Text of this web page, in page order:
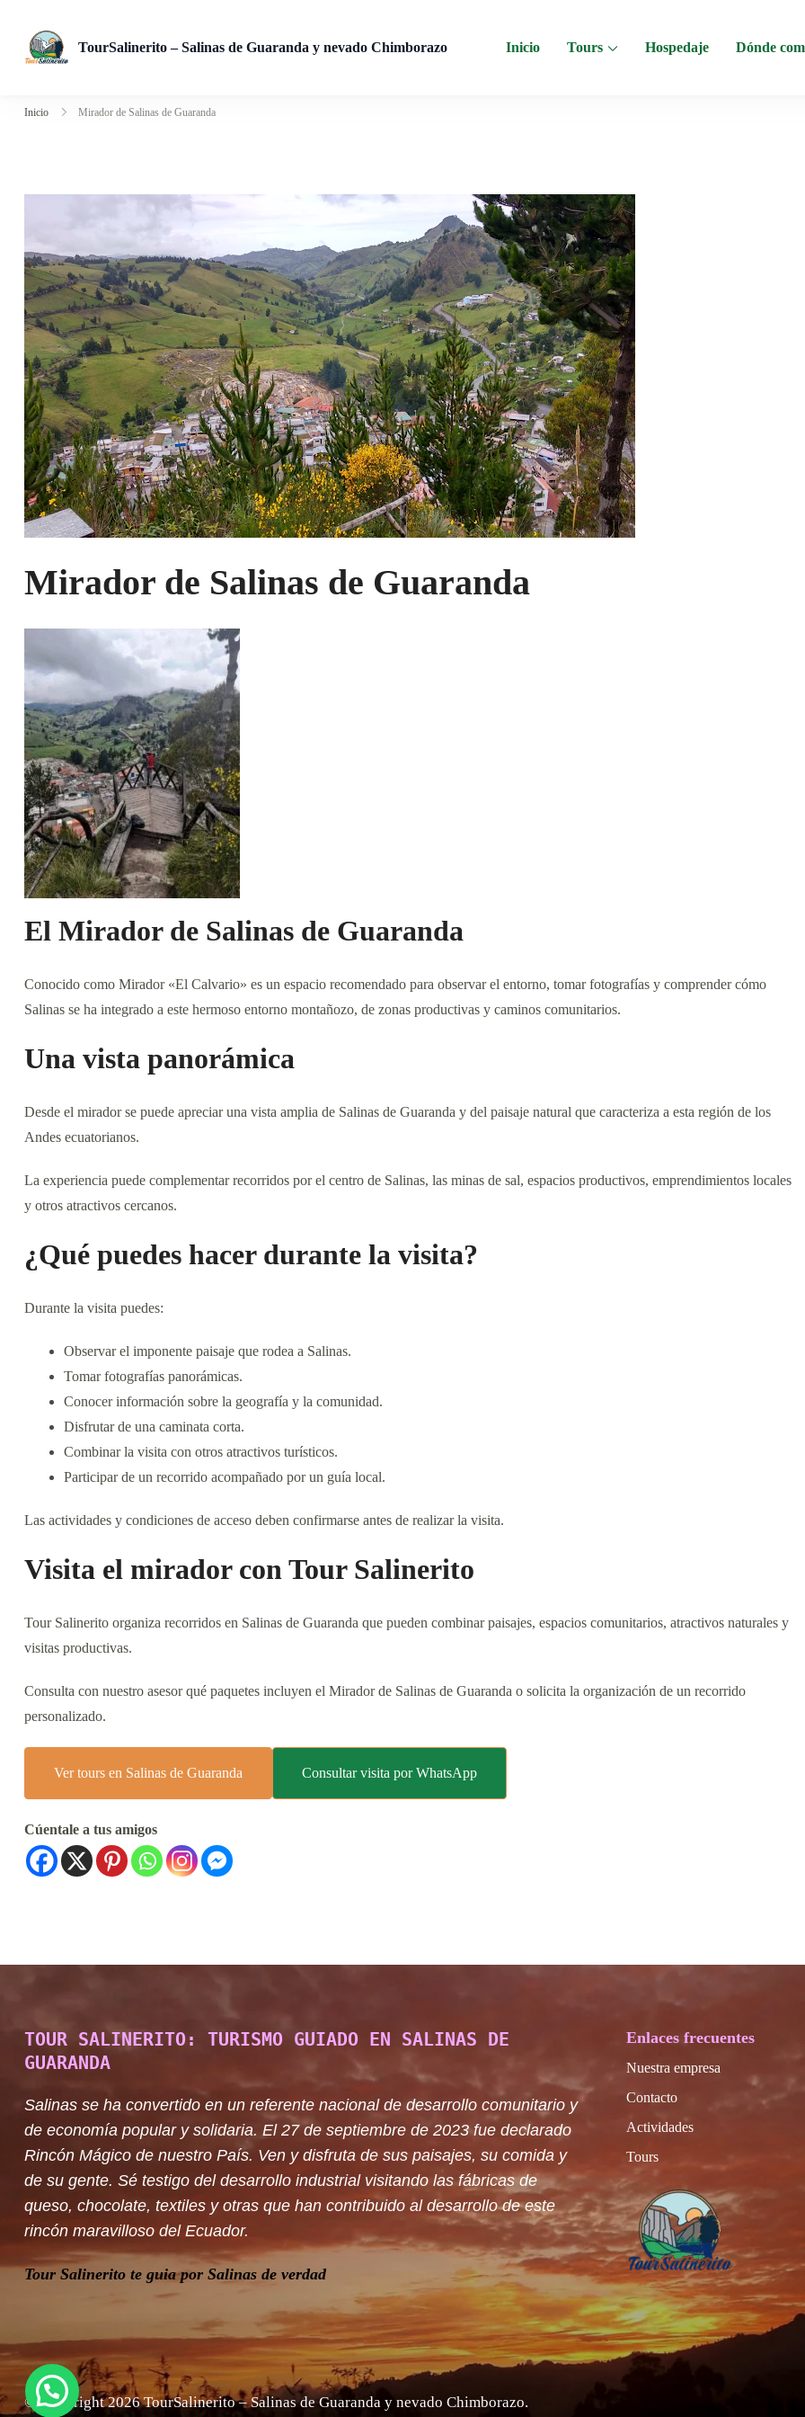
TourSalinerito – Salinas de Guaranda y nevado Chimborazo Inicio Tours Hospedaje Dónde
Inicio Mirador de Salinas de Guaranda
Mirador de Salinas de Guaranda
El Mirador de Salinas de Guaranda
Conocido como Mirador «El Calvario» es un espacio recomendado para observar el entorno, tomar fotografías y comprender cómo
Salinas se ha integrado a este hermoso entorno montañozo, de zonas productivas y caminos comunitarios.
Una vista panorámica
Desde el mirador se puede apreciar una vista amplia de Salinas de Guaranda y del paisaje natural que caracteriza a esta región de los
Andes ecuatorianos.
La experiencia puede complementar recorridos por el centro de Salinas, las minas de sal, espacios productivos, emprendimientos locales
y otros atractivos cercanos.
¿Qué puedes hacer durante la visita?
Durante la visita puedes:
Observar el imponente paisaje que rodea a Salinas.
Tomar fotografías panorámicas.
Conocer información sobre la geografía y la comunidad.
Disfrutar de una caminata corta.
Combinar la visita con otros atractivos turísticos.
Participar de un recorrido acompañado por un guía local.
Las actividades y condiciones de acceso deben confirmarse antes de realizar la visita.
Visita el mirador con Tour Salinerito
Tour Salinerito organiza recorridos en Salinas de Guaranda que pueden combinar paisajes, espacios comunitarios, atractivos naturales y
visitas productivas.
Consulta con nuestro asesor qué paquetes incluyen el Mirador de Salinas de Guaranda o solicita la organización de un recorrido
personalizado.
Ver tours en Salinas de Guaranda Consultar visita por WhatsApp
Cúentale a tus amigos
TOUR SALINERITO: TURISMO GUIADO EN SALINAS DE
GUARANDA
Salinas se ha convertido en un referente nacional de desarrollo comunitario y
de economía popular y solidaria. El 27 de septiembre de 2023 fue declarado
Rincón Mágico de nuestro País. Ven y disfruta de sus paisajes, su comida y
de su gente. Sé testigo del desarrollo industrial visitando las fábricas de
queso, chocolate, textiles y otras que han contribuido al desarrollo de este
rincón maravilloso del Ecuador.
Tour Salinerito te guia por Salinas de verdad
Enlaces frecuentes
Nuestra empresa
Contacto
Actividades
Tours
© Copyright 2026TourSalinerito – Salinas de Guaranda y nevado Chimborazo.